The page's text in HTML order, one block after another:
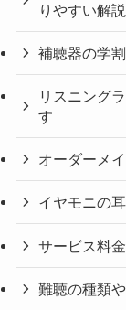
りやすい解説
補聴器の学
リスニング
す
オーダーメ
イヤモニの
サービス料
難聴の種類